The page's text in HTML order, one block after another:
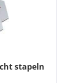
stapeln